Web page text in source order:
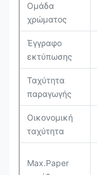
Ομάδα
χρώματος
Έγγραφο
εκτύπωσης
Ταχύτητα
παραγωγής
Οικονομική
ταχύτητα
Max.Paper